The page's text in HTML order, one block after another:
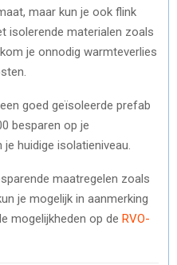
maar kun je ook flink
isolerende materialen zoals
je onnodig warmteverlies
goed geïsoleerde prefab
besparen op je
huidige isolatieniveau.
maatregelen zoals
je mogelijk in aanmerking
mogelijkheden op de RVO-